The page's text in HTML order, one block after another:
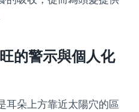
的警示與個人化
耳朵上方靠近太陽穴的區